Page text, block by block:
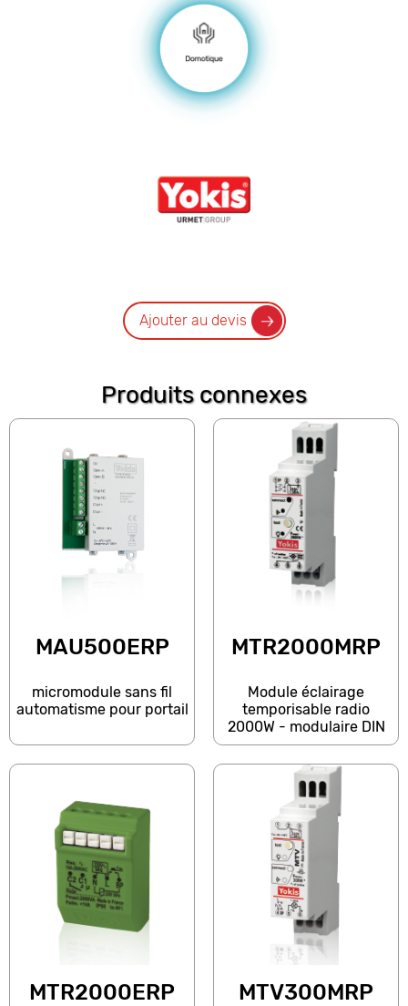
Ajouter au devis
Produits connexes
MAU500ERP
micromodule sans fil
automatisme pour portail
MTR2000MRP
Module éclairage
temporisable radio
2000W - modulaire DIN
MTR2000ERP MTV300MRP